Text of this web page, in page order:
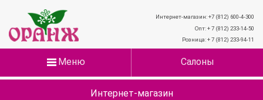
Интернет-магазин: +7 (812) 600-4-300
Опт: + 7 (812) 233-14-50
Розница: + 7 (812) 233-94-11
Меню Салоны
Интернет-магазин